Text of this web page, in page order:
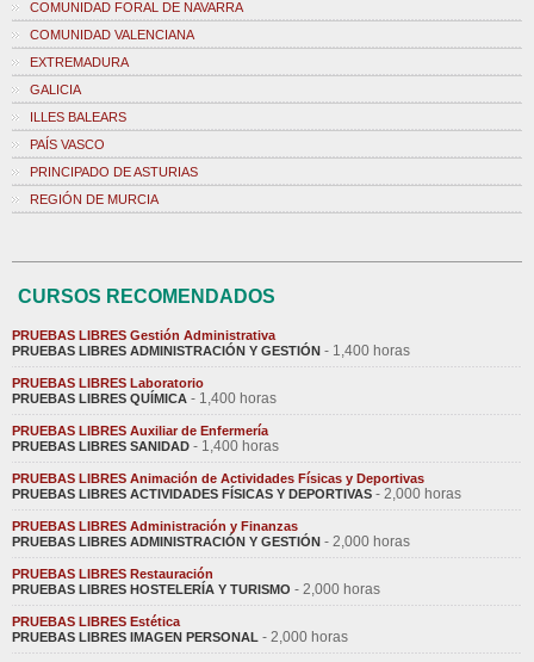
COMUNIDAD FORAL DE NAVARRA
COMUNIDAD VALENCIANA
EXTREMADURA
GALICIA
ILLES BALEARS
PAÍS VASCO
PRINCIPADO DE ASTURIAS
REGIÓN DE MURCIA
CURSOS RECOMENDADOS
PRUEBAS LIBRES Gestión Administrativa
PRUEBAS LIBRES ADMINISTRACIÓN Y GESTIÓN - 1,400 horas
PRUEBAS LIBRES Laboratorio
PRUEBAS LIBRES QUÍMICA - 1,400 horas
PRUEBAS LIBRES Auxiliar de Enfermería
PRUEBAS LIBRES SANIDAD - 1,400 horas
PRUEBAS LIBRES Animación de Actividades Físicas y Deportivas
PRUEBAS LIBRES ACTIVIDADES FÍSICAS Y DEPORTIVAS - 2,000 horas
PRUEBAS LIBRES Administración y Finanzas
PRUEBAS LIBRES ADMINISTRACIÓN Y GESTIÓN - 2,000 horas
PRUEBAS LIBRES Restauración
PRUEBAS LIBRES HOSTELERÍA Y TURISMO - 2,000 horas
PRUEBAS LIBRES Estética
PRUEBAS LIBRES IMAGEN PERSONAL - 2,000 horas